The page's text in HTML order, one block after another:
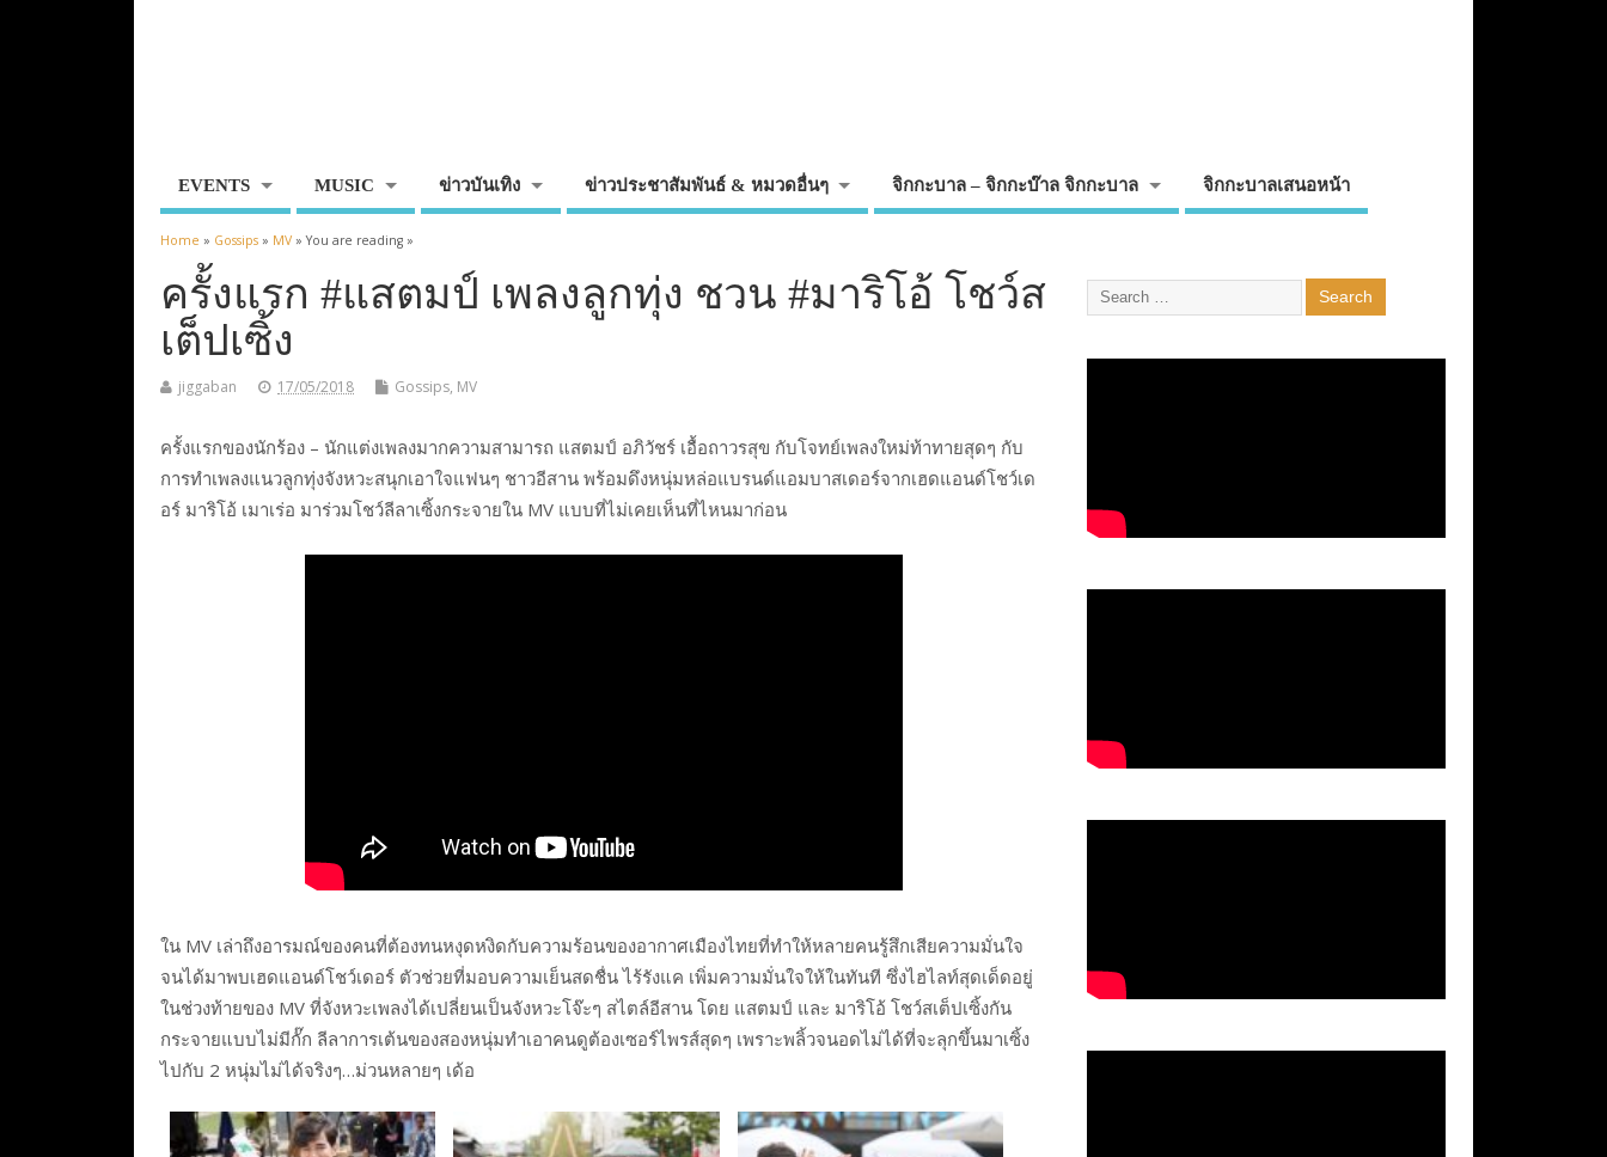
EVENTS MUSIC ข่าวบันเทิง ข่าวประชาสัมพันธ์ & หมวดอื่นๆ จิกกะบาล – จิกกะบ๊าล จิกกะบาล จิกกะบาลเสนอหน้า
Home » Gossips » MV » You are reading »
ครั้งแรก #แสตมป์ เพลงลูกทุ่ง ชวน #มาริโอ้ โชว์ส
เต็ปเซิ้ง
jiggaban 17/05/2018 Gossips, MV
ครั้งแรกของนักร้อง – นักแต่งเพลงมากความสามารถ แสตมป์ อภิวัชร์ เอื้อถาวรสุข กับโจทย์เพลงใหม่ท้าทายสุดๆ กับ
การทำเพลงแนวลูกทุ่งจังหวะสนุกเอาใจแฟนๆ ชาวอีสาน พร้อมดึงหนุ่มหล่อแบรนด์แอมบาสเดอร์จากเฮดแอนด์โชว์เด
อร์ มาริโอ้ เมาเร่อ มาร่วมโชว์ลีลาเซิ้งกระจายใน MV แบบที่ไม่เคยเห็นที่ไหนมาก่อน
ใน MV เล่าถึงอารมณ์ของคนที่ต้องทนหงุดหงิดกับความร้อนของอากาศเมืองไทยที่ทำให้หลายคนรู้สึกเสียความมั่นใจ
จนได้มาพบเฮดแอนด์โชว์เดอร์ ตัวช่วยที่มอบความเย็นสดชื่น ไร้รังแค เพิ่มความมั่นใจให้ในทันที ซึ่งไฮไลท์สุดเด็ดอยู่
ในช่วงท้ายของ MV ที่จังหวะเพลงได้เปลี่ยนเป็นจังหวะโจ๊ะๆ สไตล์อีสาน โดย แสตมป์ และ มาริโอ้ โชว์สเต็ปเซิ้งกัน
กระจายแบบไม่มีกั๊ก ลีลาการเต้นของสองหนุ่มทำเอาคนดูต้องเซอร์ไพรส์สุดๆ เพราะพลิ้วจนอดไม่ได้ที่จะลุกขึ้นมาเซิ้ง
ไปกับ 2 หนุ่มไม่ได้จริงๆ…ม่วนหลายๆ เด้อ